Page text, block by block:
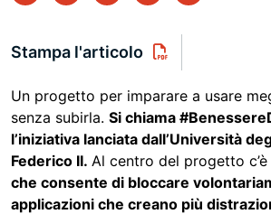
Stampa l'articolo
Un progetto per imparare a usare
senza subirla. Si chiama
l’iniziativa lanciata dall’Università
Federico II. Al centro del progetto c’è
che consente di bloccare
applicazioni che creano più